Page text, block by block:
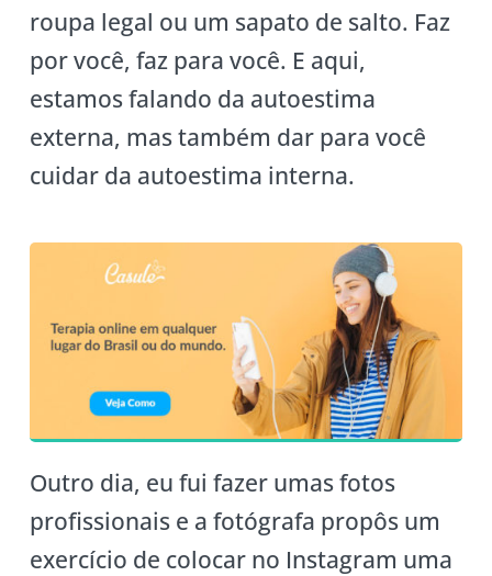
roupa legal ou um sapato de salto. Faz
por você, faz para você. E aqui,
estamos falando da autoestima
externa, mas também dar para você
cuidar da autoestima interna.
Outro dia, eu fui fazer umas fotos
profissionais e a fotógrafa propôs um
exercício de colocar no Instagram uma